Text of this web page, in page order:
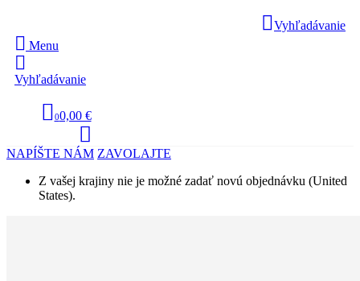
Vyhľadávanie
Menu
Vyhľadávanie
00,00 €
NAPÍŠTE NÁM ZAVOLAJTE
Z vašej krajiny nie je možné zadať novú objednávku (United
States).